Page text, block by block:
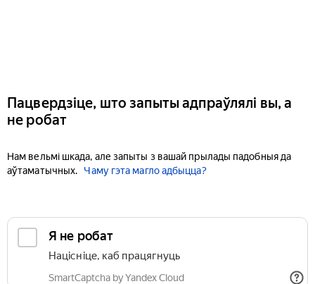
Пацвердзіце, што запыты адпраўлялі вы, а
не робат
Нам вельмі шкада, але запыты з вашай прылады падобныя да
аўтаматычных.
Чаму гэта магло адбыцца?
Я не робат
Націсніце, каб працягнуць
SmartCaptcha by Yandex Cloud